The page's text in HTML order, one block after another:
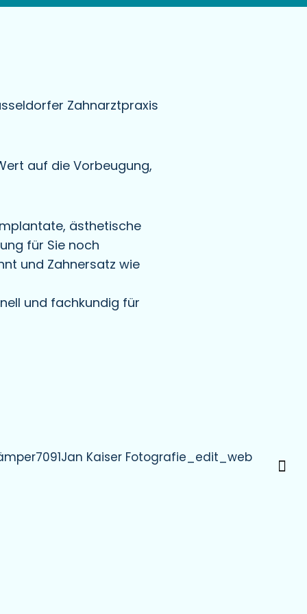
Zahnarztpraxis
auf die Vorbeugung,
ästhetische
für Sie noch
und Zahnersatz wie
und fachkundig für